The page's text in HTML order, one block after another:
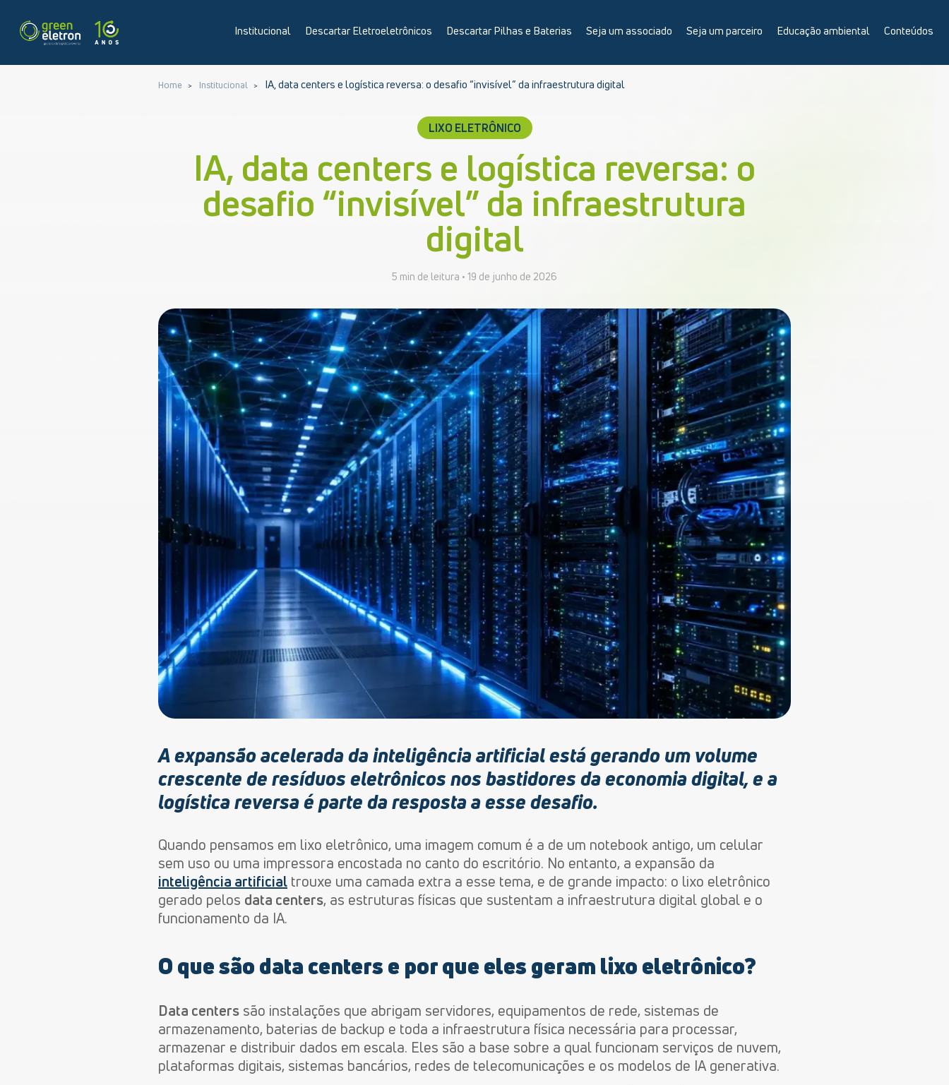
Institucional Descartar Eletroeletrônicos Descartar Pilhas e Baterias Seja um associado Seja um parceiro Educação ambiental Conteúdos
Home Institucional IA, data centers e logística reversa: o desafio “invisível” da infraestrutura digital
LIXO ELETRÔNICO
IA, data centers e logística reversa: o
desafio “invisível” da infraestrutura
digital
5 min de leitura • 19 de junho de 2026
A expansão acelerada da inteligência artificial está gerando um volume
crescente de resíduos eletrônicos nos bastidores da economia digital, e a
logística reversa é parte da resposta a esse desafio.
Quando pensamos em lixo eletrônico, uma imagem comum é a de um notebook antigo, um celular
sem uso ou uma impressora encostada no canto do escritório. No entanto, a expansão da
inteligência artificial trouxe uma camada extra a esse tema, e de grande impacto: o lixo eletrônico
gerado pelos data centers, as estruturas físicas que sustentam a infraestrutura digital global e o
funcionamento da IA.
O que são data centers e por que eles geram lixo eletrônico?
Data centers são instalações que abrigam servidores, equipamentos de rede, sistemas de
armazenamento, baterias de backup e toda a infraestrutura física necessária para processar,
armazenar e distribuir dados em escala. Eles são a base sobre a qual funcionam serviços de nuvem,
plataformas digitais, sistemas bancários, redes de telecomunicações e os modelos de IA generativa.